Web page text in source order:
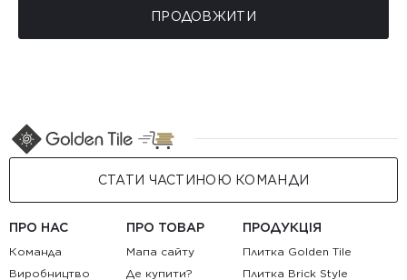
ПРОДОВЖИТИ
СТАТИ ЧАСТИНОЮ КОМАНДИ
ПРО НАС
Команда
Виробництво
ПРО ТОВАР
Мапа сайту
Де купити?
ПРОДУКЦІЯ
Плитка Golden Tile
Плитка Brick Style